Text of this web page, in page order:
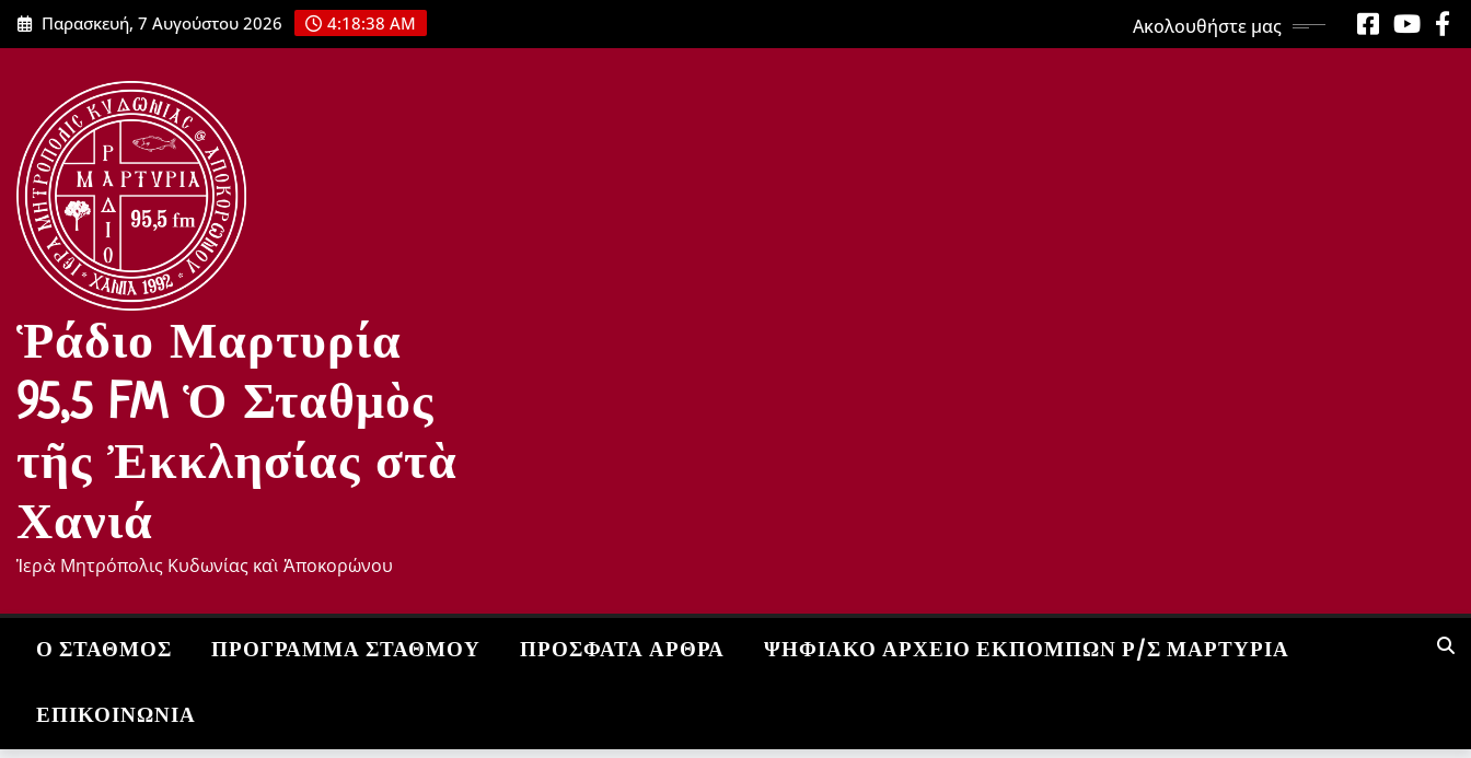
Μετάβαση
στο
Παρασκευή, 7 Αυγούστου 2026 4:18:39 AM Ακολουθήστε μας
Ῥάδιο Μαρτυρία
95,5 FM Ὁ Σταθμὸς
τῆς Ἐκκλησίας στὰ
Χανιά
Ἱερὰ Μητρόπολις Κυδωνίας καὶ Ἀποκορώνου
Ο ΣΤΑΘΜΌΣ ΠΡΌΓΡΑΜΜΑ ΣΤΑΘΜΟΎ ΠΡΌΣΦΑΤΑ ΆΡΘΡΑ ΨΗΦΙΑΚΌ ΑΡΧΕΊΟ ΕΚΠΟΜΠΏΝ Ρ/Σ ΜΑΡΤΥΡΊΑ
ΕΠΙΚΟΙΝΩΝΊΑ